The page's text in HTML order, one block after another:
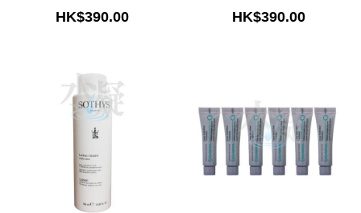
HK$390.00 HK$390.00